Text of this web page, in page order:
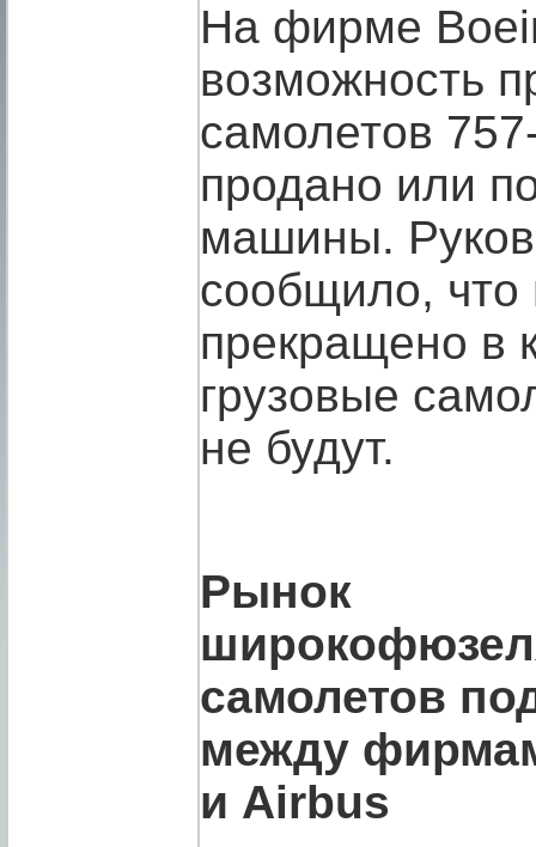
На фирме
возможность
самолетов
продано или
машины.
сообщило, что
прекращено в
грузовые
не будут.
Рынок
самолетов
между
и Airbus